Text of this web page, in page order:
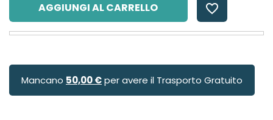
AGGIUNGI AL CARRELLO favorite_border
Mancano 50,00 €per avere il Trasporto Gratuito